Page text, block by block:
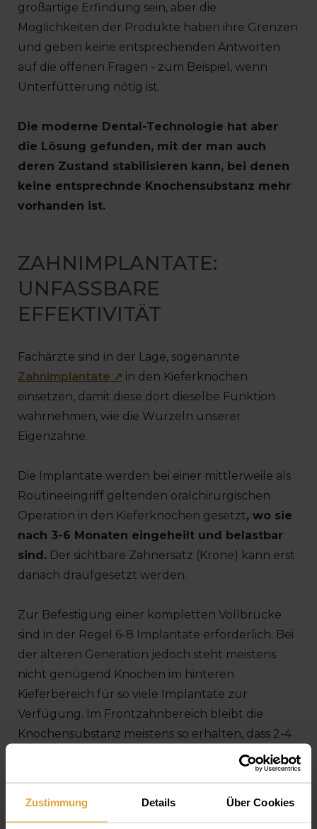
Zustimmung Details Über Cookies
großartige Erfindung sein, aber die
Möglichkeiten der Produkte haben ihre Grenzen
und geben keine entsprechenden Antworten
auf die offenen Fragen - zum Beispiel, wenn
Unterfütterung nötig ist.
Die moderne Dental-Technologie hat aber
die Lösung gefunden, mit der man auch
deren Zustand stabilisieren kann, bei denen
keine entsprechnde Knochensubstanz mehr
vorhanden ist.
ZAHNIMPLANTATE:
UNFASSBARE
EFFEKTIVITÄT
Fachärzte sind in der Lage, sogenannte
Zahnimplantate ↗ in den Kieferknochen
einsetzen, damit diese dort dieselbe Funktion
wahrnehmen, wie die Wurzeln unserer
Eigenzähne.
Die Implantate werden bei einer mittlerweile als
Routineeingriff geltenden oralchirurgischen
Operation in den Kieferknochen gesetzt, wo sie
nach 3-6 Monaten eingeheilt und belastbar
sind. Der sichtbare Zahnersatz (Krone) kann erst
danach draufgesetzt werden.
Zur Befestigung einer kompletten Vollbrücke
sind in der Regel 6-8 Implantate erforderlich. Bei
der älteren Generation jedoch steht meistens
nicht genügend Knochen im hinteren
Kieferbereich für so viele Implantate zur
Verfügung. Im Frontzahnbereich bleibt die
Knochensubstanz meistens so erhalten, dass 2-4
herausnehmbare Deckprothese stabil zu fixieren.
So kann man diese Prothese für das Reinigen